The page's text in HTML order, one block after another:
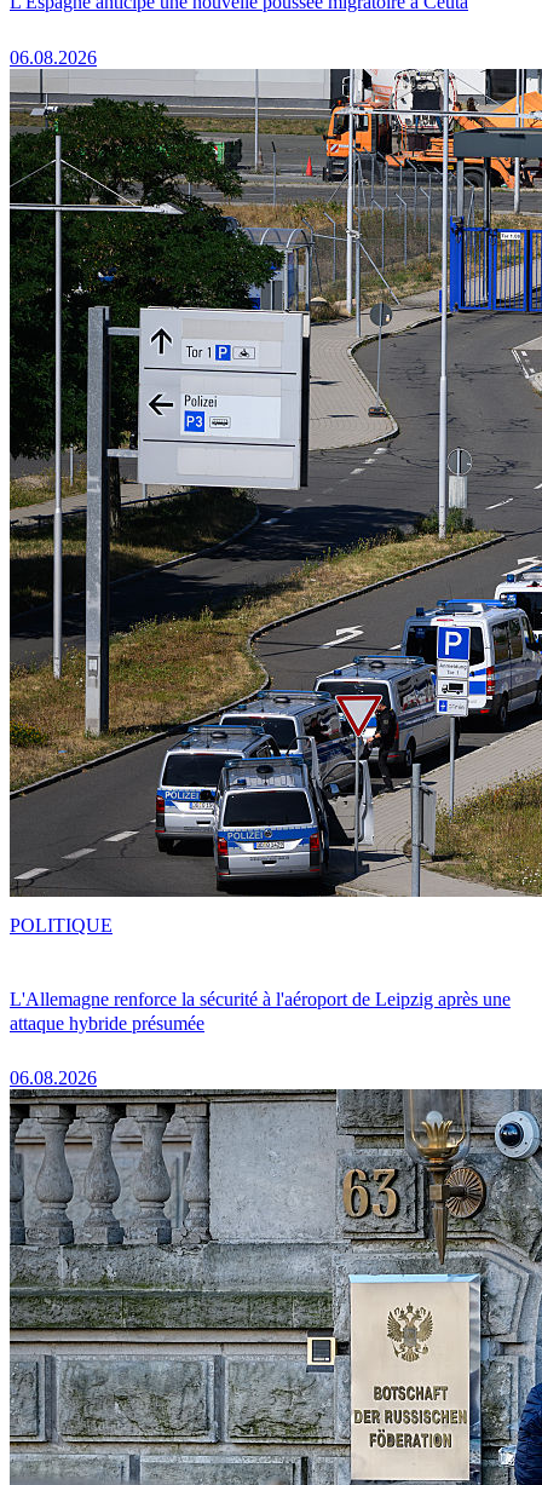
06.08.2026
L'Allemagne renforce la sécurité à l'aéroport de Leipzig après une
attaque hybride présumée
06.08.2026
POLITIQUE